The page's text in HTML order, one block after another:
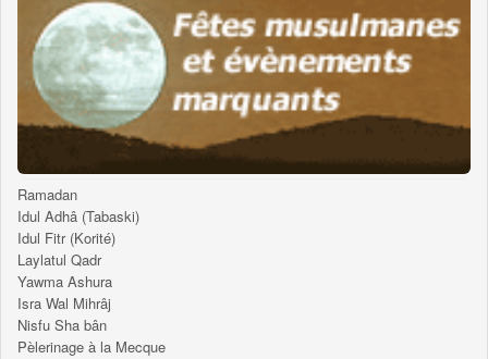
Ramadan
Idul Adhâ (Tabaski)
Idul Fitr (Korité)
Laylatul Qadr
Yawma Ashura
Isra Wal Mihrâj
Nisfu Sha bân
Pèlerinage à la Mecque